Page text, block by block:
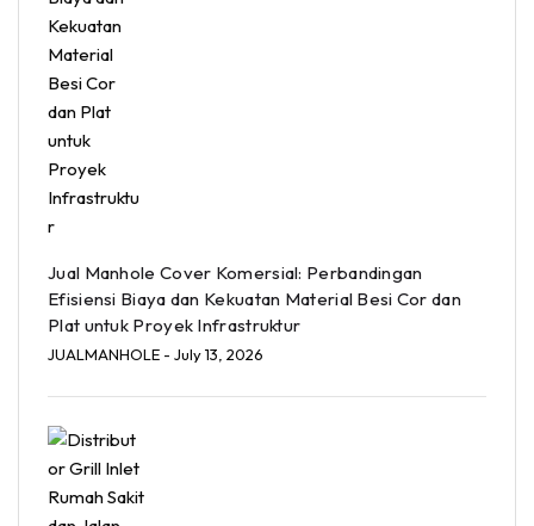
Jual Manhole Cover Komersial: Perbandingan
Efisiensi Biaya dan Kekuatan Material Besi Cor dan
Plat untuk Proyek Infrastruktur
JUALMANHOLE - July 13, 2026